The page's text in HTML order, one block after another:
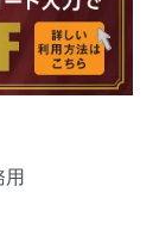
用